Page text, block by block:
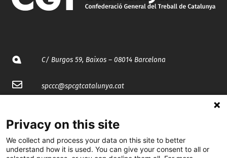
C/ Burgos 59, Baixos – 08014 Barcelona
spccc@spcgtcatalunya.cat
@CGTCatalunya
Privacy on this site
We collect and process your data on this site to better
understand how it is used. You can give your consent to all or